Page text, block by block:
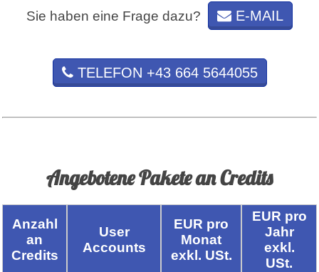
Sie haben eine Frage dazu? E-MAIL
TELEFON +43 664 5644055
Angebotene Pakete an Credits
Anzahl
an
Credits
User
Accounts
EUR pro
Monat
exkl. USt.
EUR pro
Jahr
exkl.
USt.